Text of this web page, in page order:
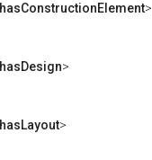
hasConstructionElement>
hasDesign>
hasLayout>